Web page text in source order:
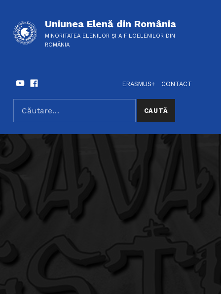
Uniunea Elenă din România
MINORITATEA ELENILOR ȘI A FILOELENILOR DIN
ROMÂNIA
SOCIAL LINKS
YoutubeFacebook
ERASMUS+
CONTACT
SEARCH THE SITE
Caută după: